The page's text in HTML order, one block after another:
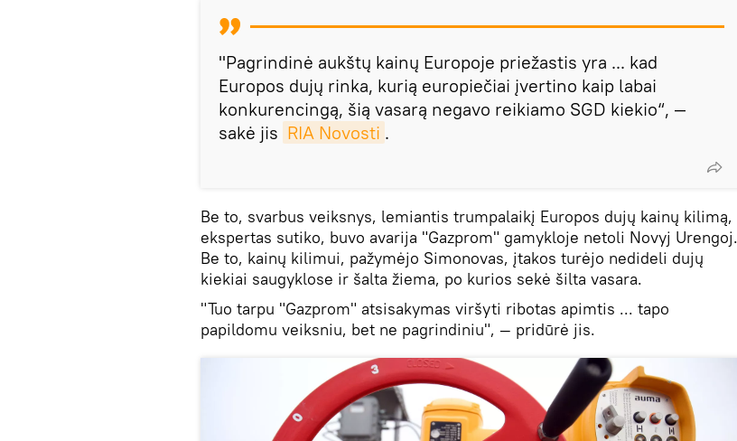
"Pagrindinė aukštų kainų Europoje priežastis yra ... kad
Europos dujų rinka, kurią europiečiai įvertino kaip labai
konkurencingą, šią vasarą negavo reikiamo SGD kiekio“, —
sakė jis RIA Novosti .
Be to, svarbus veiksnys, lemiantis trumpalaikį Europos dujų kainų kilimą,
ekspertas sutiko, buvo avarija "Gazprom" gamykloje netoli Novyj Urengoj.
Be to, kainų kilimui, pažymėjo Simonovas, įtakos turėjo nedideli dujų
kiekiai saugyklose ir šalta žiema, po kurios sekė šilta vasara.
"Tuo tarpu "Gazprom" atsisakymas viršyti ribotas apimtis ... tapo
papildomu veiksniu, bet ne pagrindiniu", — pridūrė jis.